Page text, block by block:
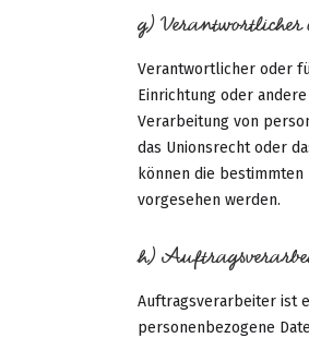
g)
Verantwortlicher oder
Einrichtung oder
Verarbeitung von
das Unionsrecht oder
können die
vorgesehen werden.
h)
Auftragsverarbeiter ist
personenbezogene